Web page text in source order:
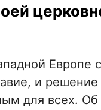
Европе
и решение
для всех. Об